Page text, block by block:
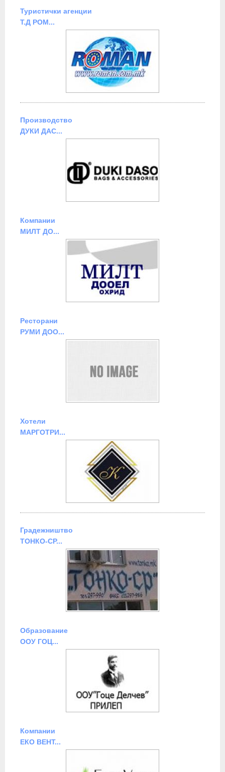
Туристички агенции
Т.Д РОМ...
Производство
ДУКИ ДАС...
Компании
МИЛТ ДО...
Ресторани
РУМИ ДОО...
Хотели
МАРГОТРИ...
Градежништво
ТОНКО-СР...
Образование
ООУ ГОЦ...
Компании
ЕКО ВЕНТ...